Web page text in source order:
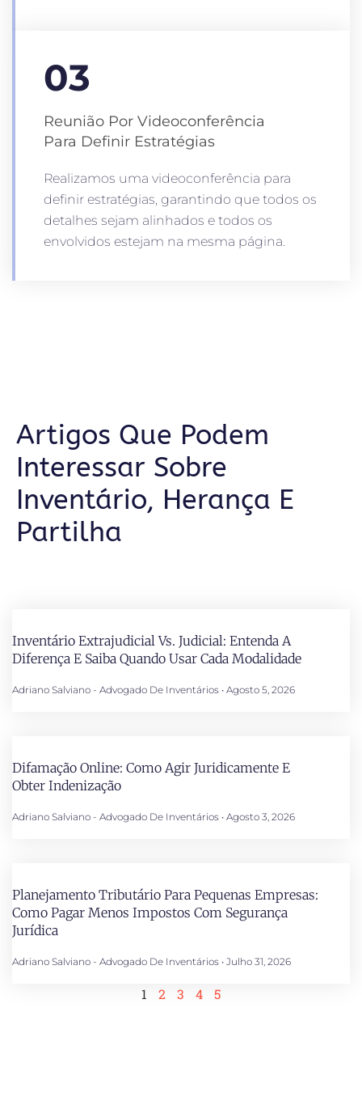
03
Reunião Por Videoconferência
Para Definir Estratégias
Realizamos uma videoconferência para
definir estratégias, garantindo que todos os
detalhes sejam alinhados e todos os
envolvidos estejam na mesma página.
Artigos Que Podem
Interessar Sobre
Inventário, Herança E
Partilha
Inventário Extrajudicial Vs. Judicial: Entenda A
Diferença E Saiba Quando Usar Cada Modalidade
Adriano Salviano - Advogado De Inventários Agosto 5, 2026
Difamação Online: Como Agir Juridicamente E
Obter Indenização
Adriano Salviano - Advogado De Inventários Agosto 3, 2026
Planejamento Tributário Para Pequenas Empresas:
Como Pagar Menos Impostos Com Segurança
Jurídica
Adriano Salviano - Advogado De Inventários Julho 31, 2026
1 2 3 4 5